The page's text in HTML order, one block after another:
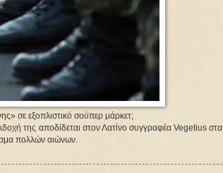
σε εξοπλιστικό σούπερ μάρκετ;
της αποδίδεται στον Λατίνο συγγραφέα Vegetius στα
πολλών αιώνων.